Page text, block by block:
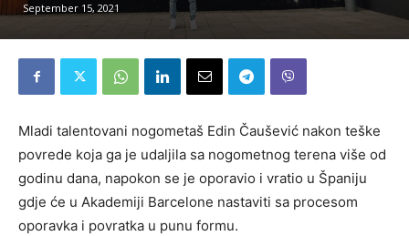
September 15, 2021
Mladi talentovani nogometaš Edin Čaušević nakon teške
povrede koja ga je udaljila sa nogometnog terena više od
godinu dana, napokon se je oporavio i vratio u Španiju
gdje će u Akademiji Barcelone nastaviti sa procesom
oporavka i povratka u punu formu.